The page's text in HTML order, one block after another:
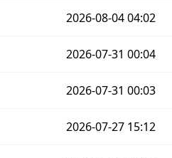
2026-08-04 04:02
2026-07-31 00:04
2026-07-31 00:03
2026-07-27 15:12